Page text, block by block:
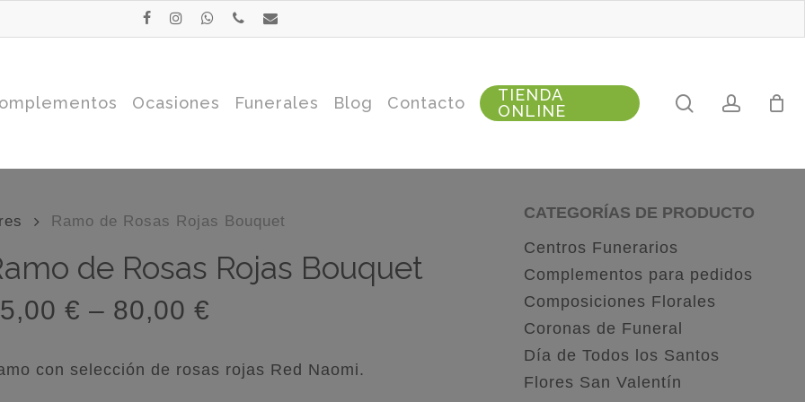
facebookinstagramwhatsappphoneemail
Ocasiones Funerales Blog Contacto
TIENDA
ONLINE
search
Ramo de Rosas Rojas Bouquet
de Rosas Rojas Bouquet
€ – 80,00 €
con selección de rosas rojas Red Naomi.
CATEGORÍAS DE PRODUCTO
Centros Funerarios
Complementos para pedidos
Composiciones Florales
Coronas de Funeral
Día de Todos los Santos
Flores San Valentín